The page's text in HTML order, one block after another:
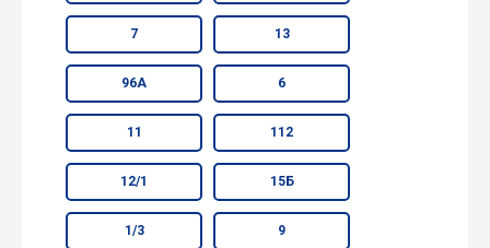
7 13
96А 6
11 112
12/1 15Б
1/3 9